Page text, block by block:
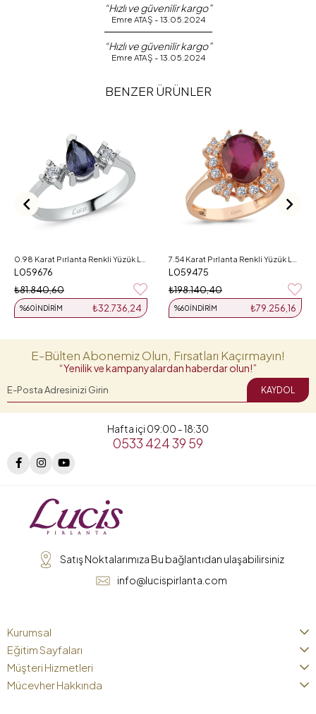
“Hızlı ve güvenilir kargo”
Emre ATAŞ - 13.05.2024
“Hızlı ve güvenilir kargo”
Emre ATAŞ - 13.05.2024
BENZER ÜRÜNLER
L059676
₺32.736,24
%60İNDIRIM
₺81.840,60
L059475
₺79.256,16
%60İNDIRIM
₺198.140,40
E-Bülten Abonemiz Olun, Fırsatları Kaçırmayın!
“Yenilik ve kampanyalardan haberdar olun!”
KAYDOL
Hafta içi 09:00 - 18:30
0533 424 39 59
Satış Noktalarımıza Bu bağlantıdan ulaşabilirsiniz
info@lucispirlanta.com
Kurumsal
Eğitim Sayfaları
Müşteri Hizmetleri
Mücevher Hakkında